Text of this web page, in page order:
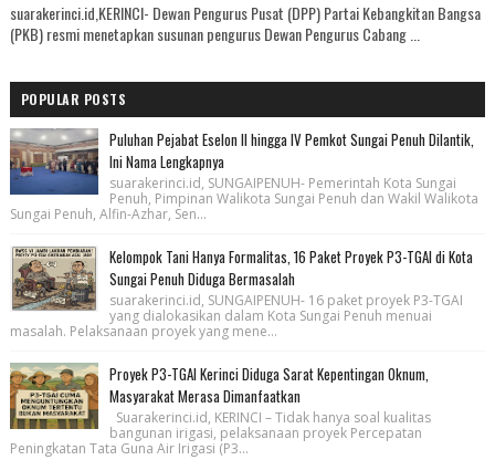
suarakerinci.id,KERINCI- Dewan Pengurus Pusat (DPP) Partai Kebangkitan Bangsa
(PKB) resmi menetapkan susunan pengurus Dewan Pengurus Cabang ...
POPULAR POSTS
Puluhan Pejabat Eselon II hingga IV Pemkot Sungai Penuh Dilantik,
Ini Nama Lengkapnya
suarakerinci.id, SUNGAIPENUH- Pemerintah Kota Sungai
Penuh, Pimpinan Walikota Sungai Penuh dan Wakil Walikota
Sungai Penuh, Alfin-Azhar, Sen...
Kelompok Tani Hanya Formalitas, 16 Paket Proyek P3-TGAI di Kota
Sungai Penuh Diduga Bermasalah
suarakerinci.id, SUNGAIPENUH- 16 paket proyek P3-TGAI
yang dialokasikan dalam Kota Sungai Penuh menuai
masalah. Pelaksanaan proyek yang mene...
Proyek P3-TGAI Kerinci Diduga Sarat Kepentingan Oknum,
Masyarakat Merasa Dimanfaatkan
Suarakerinci.id, KERINCI – Tidak hanya soal kualitas
bangunan irigasi, pelaksanaan proyek Percepatan
Peningkatan Tata Guna Air Irigasi (P3...